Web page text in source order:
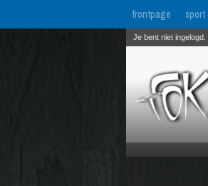
frontpage sport
Je bent niet ingelogd.